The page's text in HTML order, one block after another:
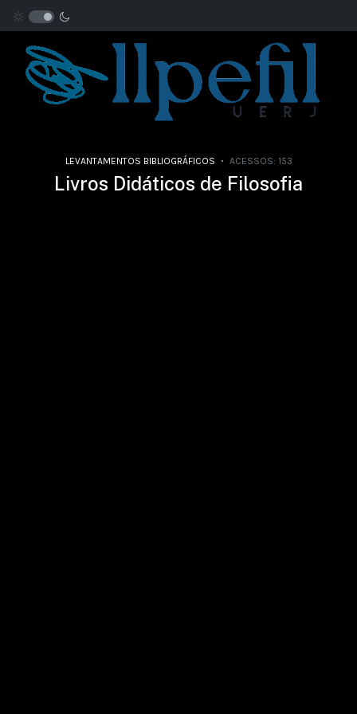
LEVANTAMENTOS BIBLIOGRÁFICOS ACESSOS: 153
Livros Didáticos de Filosofia